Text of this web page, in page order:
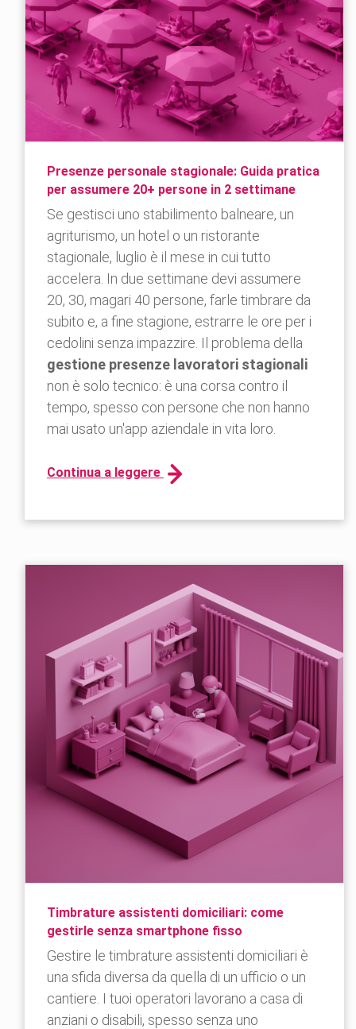
Presenze personale stagionale: Guida pratica
per assumere 20+ persone in 2 settimane
Se gestisci uno stabilimento balneare, un
agriturismo, un hotel o un ristorante
stagionale, luglio è il mese in cui tutto
accelera. In due settimane devi assumere
20, 30, magari 40 persone, farle timbrare da
subito e, a fine stagione, estrarre le ore per i
cedolini senza impazzire. Il problema della
gestione presenze lavoratori stagionali
non è solo tecnico: è una corsa contro il
tempo, spesso con persone che non hanno
mai usato un'app aziendale in vita loro.
Continua a leggere
Timbrature assistenti domiciliari: come
gestirle senza smartphone fisso
Gestire le timbrature assistenti domiciliari è
una sfida diversa da quella di un ufficio o un
cantiere. I tuoi operatori lavorano a casa di
anziani o disabili, spesso senza uno